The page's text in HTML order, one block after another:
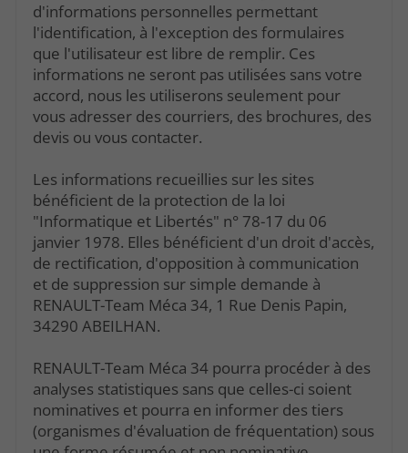
d'informations personnelles permettant
l'identification, à l'exception des formulaires
que l'utilisateur est libre de remplir. Ces
informations ne seront pas utilisées sans votre
accord, nous les utiliserons seulement pour
vous adresser des courriers, des brochures, des
devis ou vous contacter.
Les informations recueillies sur les sites
bénéficient de la protection de la loi
"Informatique et Libertés" n° 78-17 du 06
janvier 1978. Elles bénéficient d'un droit d'accès,
de rectification, d'opposition à communication
et de suppression sur simple demande à
RENAULT-Team Méca 34, 1 Rue Denis Papin,
34290 ABEILHAN.
RENAULT-Team Méca 34 pourra procéder à des
analyses statistiques sans que celles-ci soient
nominatives et pourra en informer des tiers
(organismes d'évaluation de fréquentation) sous